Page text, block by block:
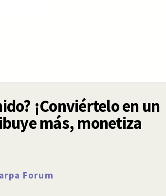
¡Conviértelo en un
más, monetiza
Forum